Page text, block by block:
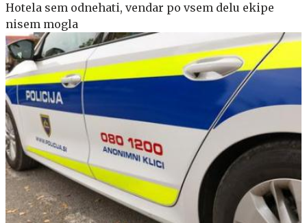
Hotela sem odnehati, vendar po vsem delu ekipe
nisem mogla